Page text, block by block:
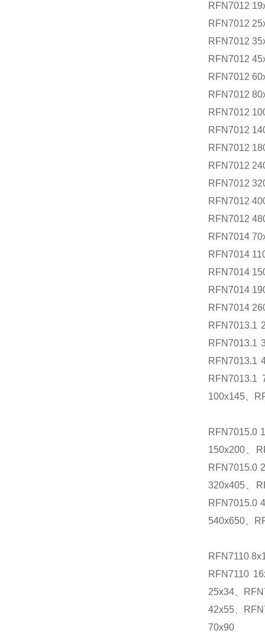
RFN7012
RFN7012
RFN7012
RFN7012
RFN7012
RFN7012
RFN7012
RFN7012
RFN7012
RFN7012
RFN7012
RFN7012
RFN7012
RFN7014
RFN7014
RFN7014
RFN7014
RFN7014
RFN7013.1
RFN7013.1
RFN7013.1
RFN7013.1
100x145、
RFN7015.0
150x200、
RFN7015.0
320x405、
RFN7015.0
540x650、
RFN7110
RFN7110
25x34、
42x55、
70x90